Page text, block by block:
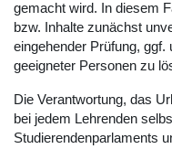
gemacht wird. In diesem
bzw. Inhalte zunächst
eingehender Prüfung,
geeigneter Personen zu
Die Verantwortung, das
bei jedem Lehrenden
Studierendenparlaments